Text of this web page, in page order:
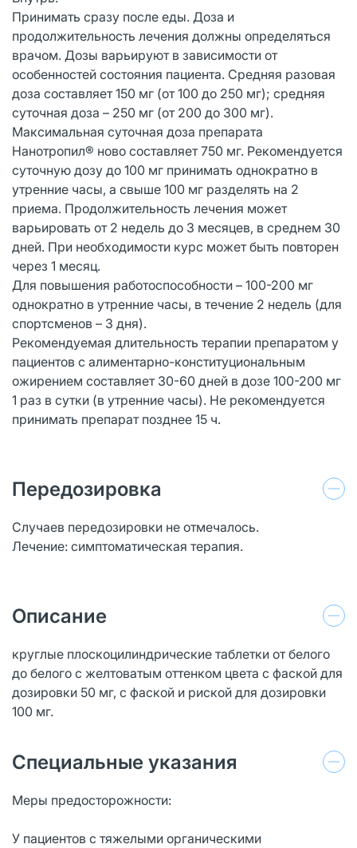
Принимать сразу после еды. Доза и
продолжительность лечения должны определяться
врачом. Дозы варьируют в зависимости от
особенностей состояния пациента. Средняя разовая
доза составляет 150 мг (от 100 до 250 мг); средняя
суточная доза – 250 мг (от 200 до 300 мг).
Максимальная суточная доза препарата
Нанотропил® ново составляет 750 мг. Рекомендуется
суточную дозу до 100 мг принимать однократно в
утренние часы, а свыше 100 мг разделять на 2
приема. Продолжительность лечения может
варьировать от 2 недель до 3 месяцев, в среднем 30
дней. При необходимости курс может быть повторен
через 1 месяц.
Для повышения работоспособности – 100-200 мг
однократно в утренние часы, в течение 2 недель (для
спортсменов – 3 дня).
Рекомендуемая длительность терапии препаратом у
пациентов с алиментарно-конституциональным
ожирением составляет 30-60 дней в дозе 100-200 мг
1 раз в сутки (в утренние часы). Не рекомендуется
принимать препарат позднее 15 ч.
Передозировка
Случаев передозировки не отмечалось.
Лечение: симптоматическая терапия.
Описание
круглые плоскоцилиндрические таблетки от белого
до белого с желтоватым оттенком цвета с фаской для
дозировки 50 мг, с фаской и риской для дозировки
100 мг.
Специальные указания
Меры предосторожности:
У пациентов с тяжелыми органическими